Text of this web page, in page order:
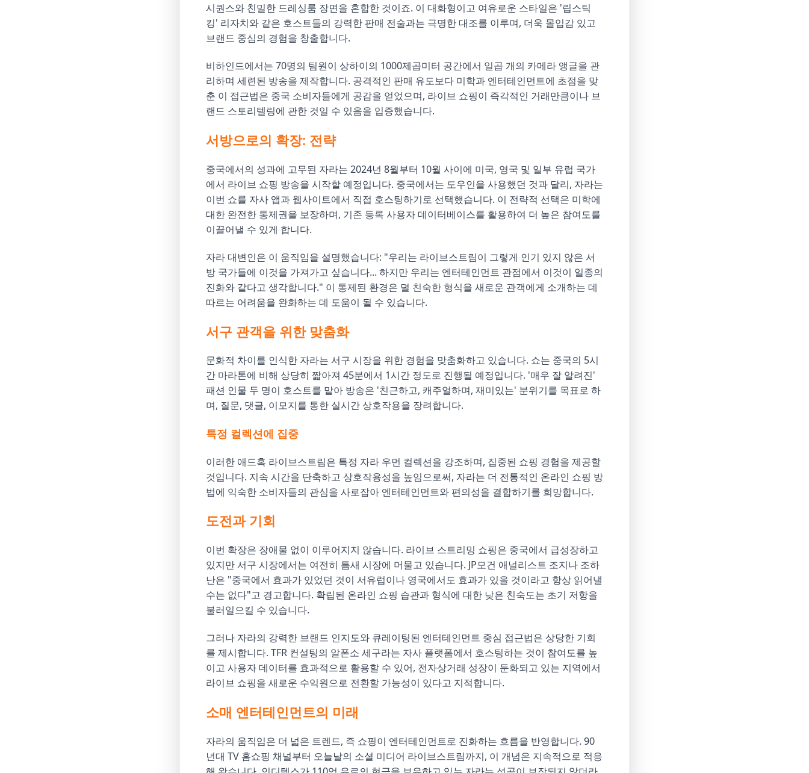
시퀀스와 친밀한 드레싱룸 장면을 혼합한 것이죠. 이 대화형이고 여유로운 스타일은 '립스틱
킹' 리자치와 같은 호스트들의 강력한 판매 전술과는 극명한 대조를 이루며, 더욱 몰입감 있고
브랜드 중심의 경험을 창출합니다.
비하인드에서는 70명의 팀원이 상하이의 1000제곱미터 공간에서 일곱 개의 카메라 앵글을 관
리하며 세련된 방송을 제작합니다. 공격적인 판매 유도보다 미학과 엔터테인먼트에 초점을 맞
춘 이 접근법은 중국 소비자들에게 공감을 얻었으며, 라이브 쇼핑이 즉각적인 거래만큼이나 브
랜드 스토리텔링에 관한 것일 수 있음을 입증했습니다.
서방으로의 확장: 전략
중국에서의 성과에 고무된 자라는 2024년 8월부터 10월 사이에 미국, 영국 및 일부 유럽 국가
에서 라이브 쇼핑 방송을 시작할 예정입니다. 중국에서는 도우인을 사용했던 것과 달리, 자라는
이번 쇼를 자사 앱과 웹사이트에서 직접 호스팅하기로 선택했습니다. 이 전략적 선택은 미학에
대한 완전한 통제권을 보장하며, 기존 등록 사용자 데이터베이스를 활용하여 더 높은 참여도를
이끌어낼 수 있게 합니다.
자라 대변인은 이 움직임을 설명했습니다: "우리는 라이브스트림이 그렇게 인기 있지 않은 서
방 국가들에 이것을 가져가고 싶습니다... 하지만 우리는 엔터테인먼트 관점에서 이것이 일종의
진화와 같다고 생각합니다." 이 통제된 환경은 덜 친숙한 형식을 새로운 관객에게 소개하는 데
따르는 어려움을 완화하는 데 도움이 될 수 있습니다.
서구 관객을 위한 맞춤화
문화적 차이를 인식한 자라는 서구 시장을 위한 경험을 맞춤화하고 있습니다. 쇼는 중국의 5시
간 마라톤에 비해 상당히 짧아져 45분에서 1시간 정도로 진행될 예정입니다. '매우 잘 알려진'
패션 인물 두 명이 호스트를 맡아 방송은 '친근하고, 캐주얼하며, 재미있는' 분위기를 목표로 하
며, 질문, 댓글, 이모지를 통한 실시간 상호작용을 장려합니다.
특정 컬렉션에 집중
이러한 애드혹 라이브스트림은 특정 자라 우먼 컬렉션을 강조하며, 집중된 쇼핑 경험을 제공할
것입니다. 지속 시간을 단축하고 상호작용성을 높임으로써, 자라는 더 전통적인 온라인 쇼핑 방
법에 익숙한 소비자들의 관심을 사로잡아 엔터테인먼트와 편의성을 결합하기를 희망합니다.
도전과 기회
이번 확장은 장애물 없이 이루어지지 않습니다. 라이브 스트리밍 쇼핑은 중국에서 급성장하고
있지만 서구 시장에서는 여전히 틈새 시장에 머물고 있습니다. JP모건 애널리스트 조지나 조하
난은 "중국에서 효과가 있었던 것이 서유럽이나 영국에서도 효과가 있을 것이라고 항상 읽어낼
수는 없다"고 경고합니다. 확립된 온라인 쇼핑 습관과 형식에 대한 낮은 친숙도는 초기 저항을
불러일으킬 수 있습니다.
그러나 자라의 강력한 브랜드 인지도와 큐레이팅된 엔터테인먼트 중심 접근법은 상당한 기회
를 제시합니다. TFR 컨설팅의 알폰소 세구라는 자사 플랫폼에서 호스팅하는 것이 참여도를 높
이고 사용자 데이터를 효과적으로 활용할 수 있어, 전자상거래 성장이 둔화되고 있는 지역에서
라이브 쇼핑을 새로운 수익원으로 전환할 가능성이 있다고 지적합니다.
소매 엔터테인먼트의 미래
자라의 움직임은 더 넓은 트렌드, 즉 쇼핑이 엔터테인먼트로 진화하는 흐름을 반영합니다. 90
년대 TV 홈쇼핑 채널부터 오늘날의 소셜 미디어 라이브스트림까지, 이 개념은 지속적으로 적응